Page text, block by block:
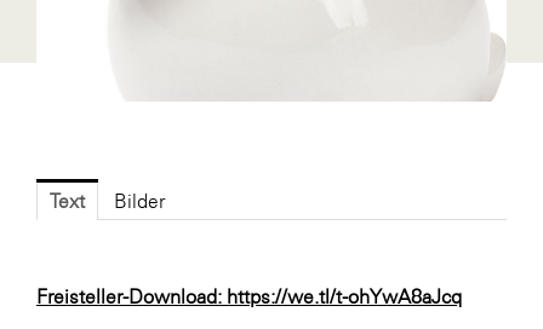
GBV - Verband gemeinnütziger
Text Bilder
Freisteller-Download: https://we.tl/t-ohYwA8aJcq